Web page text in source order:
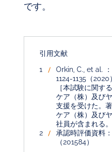
です。
引用文献
Orkin, C., et al.
1124-1135（2020）
［本試験に関す
ケア（株）及び
支援を受けた。
ケア（株）及び
社員が含まれる。
承認時評価資料
（201584）